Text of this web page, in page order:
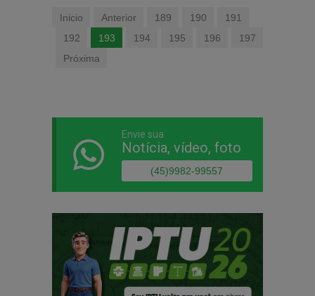
Inicio Anterior 189 190
191
192
193 194 195 196
197
Próxima
Envie sua
Notícia, vídeo, foto
(45)9982-99557